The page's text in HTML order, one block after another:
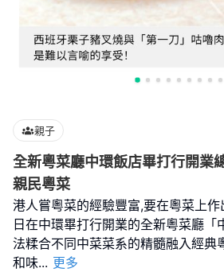
親子
全新粵菜廳中環飯店畢打行開業
親民粵菜
港人嘗粵菜的經驗豐富,要在粵菜上
日在中環畢打行開業的全新粵菜廳「
法糅合不同中菜菜系的精髓融入經典
和味... 更多